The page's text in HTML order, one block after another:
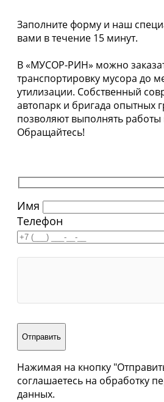
Заполните форму и наш
вами в течение 15 минут.
В «МУСОР-РИН» можно
транспортировку мусора до
утилизации. Собственный
автопарк и бригада опытных
позволяют выполнять работы
Обращайтесь!
Имя
Телефон
Нажимая на кнопку
соглашаетесь на обработку
данных.